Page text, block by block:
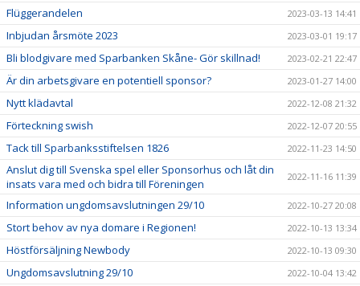
Flüggerandelen 2023-03-13 14:41
Inbjudan årsmöte 2023 2023-03-01 19:17
Bli blodgivare med Sparbanken Skåne- Gör skillnad! 2023-02-21 22:47
Är din arbetsgivare en potentiell sponsor? 2023-01-27 14:00
Nytt klädavtal 2022-12-08 21:32
Förteckning swish 2022-12-07 20:55
Tack till Sparbanksstiftelsen 1826 2022-11-23 14:50
Anslut dig till Svenska spel eller Sponsorhus och låt din
insats vara med och bidra till Föreningen
2022-11-16 11:39
Information ungdomsavslutningen 29/10 2022-10-27 20:08
Stort behov av nya domare i Regionen! 2022-10-13 13:34
Höstförsäljning Newbody 2022-10-13 09:30
Ungdomsavslutning 29/10 2022-10-04 13:42